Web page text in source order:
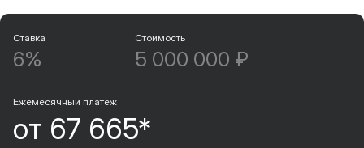
Ставка
6%
Стоимость
5 000 000 ₽
Ежемесячный платеж
от 67 665*